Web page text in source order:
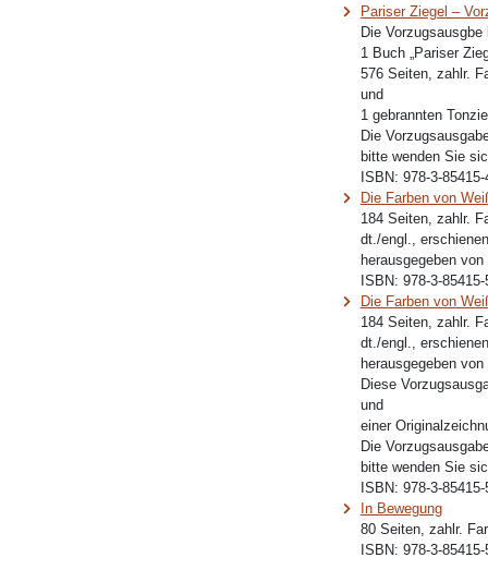
Pariser Ziegel –
Die
1 Buch „Pariser
576 Seiten, zahlr.
und
1 gebrannten
Die
bitte wenden Sie
ISBN: 978-3-85415-
Die Farben von
184 Seiten, zahlr.
dt./engl.,
herausgegeben
ISBN: 978-3-85415-
Die Farben von
184 Seiten, zahlr.
dt./engl.,
herausgegeben
Diese
und
einer
Die
bitte wenden Sie
ISBN: 978-3-85415-
In Bewegung
80 Seiten, zahlr.
ISBN: 978-3-85415-